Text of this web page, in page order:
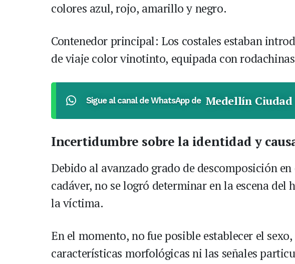
colores azul, rojo, amarillo y negro.
Contenedor principal: Los costales estaban
de viaje color vinotinto, equipada con
Sigue al canal de WhatsApp de Medellín Ciudad
Incertidumbre sobre la identidad y
Debido al avanzado grado de descomposición
cadáver, no se logró determinar en la escena del
la víctima.
En el momento, no fue posible establecer el
características morfológicas ni las señales